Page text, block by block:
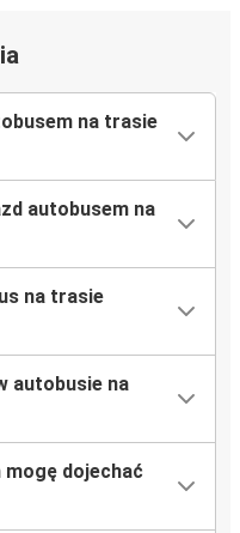
na trasie
autobusem na
na trasie
autobusie na
mogę dojechać